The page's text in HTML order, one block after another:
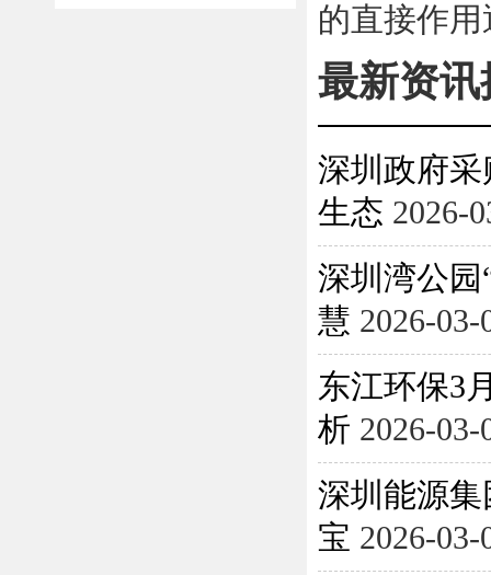
的直接作
最新资讯
深圳政府
生态 2026-
深圳湾公
慧 2026-03-
东江环保3
析 2026-03-
深圳能源
宝 2026-03-